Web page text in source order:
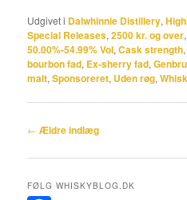
Udgivet i Dalwhinnie Distillery,
Special Releases,2500 kr. og over
50.00%-54.99% Vol,Cask strength,
bourbon fad, Ex-sherry fad,
malt,Sponsoreret, Uden røg,
Indlægsnavigation
← Ældre indlæg
FØLG WHISKYBLOG.DK